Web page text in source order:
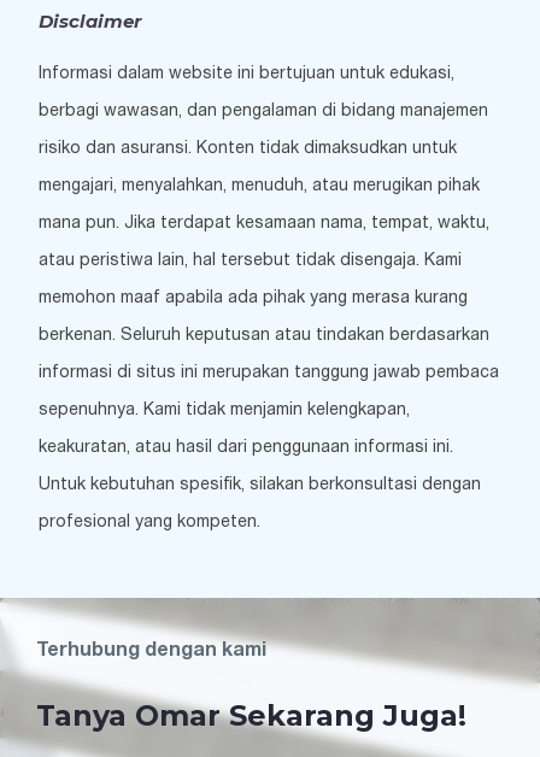
Disclaimer
Informasi dalam website ini bertujuan untuk edukasi,
berbagi wawasan, dan pengalaman di bidang manajemen
risiko dan asuransi. Konten tidak dimaksudkan untuk
mengajari, menyalahkan, menuduh, atau merugikan pihak
mana pun. Jika terdapat kesamaan nama, tempat, waktu,
atau peristiwa lain, hal tersebut tidak disengaja. Kami
memohon maaf apabila ada pihak yang merasa kurang
berkenan. Seluruh keputusan atau tindakan berdasarkan
informasi di situs ini merupakan tanggung jawab pembaca
sepenuhnya. Kami tidak menjamin kelengkapan,
keakuratan, atau hasil dari penggunaan informasi ini.
Untuk kebutuhan spesifik, silakan berkonsultasi dengan
profesional yang kompeten.
Terhubung dengan kami
Tanya Omar Sekarang Juga!